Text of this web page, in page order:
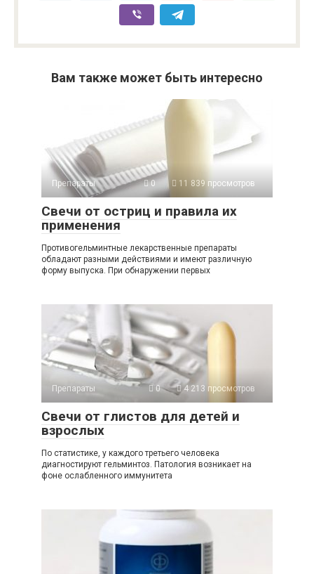
Вам также может быть интересно
Препараты 0 11 839 просмотров
Свечи от остриц и правила их
применения
Противогельминтные лекарственные препараты
обладают разными действиями и имеют различную
форму выпуска. При обнаружении первых
Препараты 0 4 213 просмотров
Свечи от глистов для детей и
взрослых
По статистике, у каждого третьего человека
диагностируют гельминтоз. Патология возникает на
фоне ослабленного иммунитета